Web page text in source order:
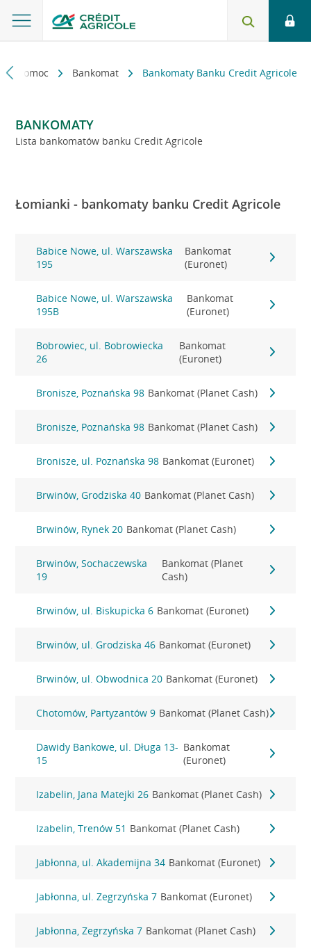
i pomoc Bankomat Bankomaty Banku Credit Agricole
BANKOMATY
Lista bankomatów banku Credit Agricole
Łomianki - bankomaty banku Credit Agricole
Babice Nowe, ul. Warszawska
195
Bankomat
(Euronet)
Babice Nowe, ul. Warszawska
195B
Bankomat
(Euronet)
Bobrowiec, ul. Bobrowiecka
26
Bankomat
(Euronet)
Bronisze, Poznańska 98 Bankomat (Planet Cash)
Bronisze, Poznańska 98 Bankomat (Planet Cash)
Bronisze, ul. Poznańska 98 Bankomat (Euronet)
Brwinów, Grodziska 40 Bankomat (Planet Cash)
Brwinów, Rynek 20 Bankomat (Planet Cash)
Brwinów, Sochaczewska
19
Bankomat (Planet
Cash)
Brwinów, ul. Biskupicka 6 Bankomat (Euronet)
Brwinów, ul. Grodziska 46 Bankomat (Euronet)
Brwinów, ul. Obwodnica 20 Bankomat (Euronet)
Chotomów, Partyzantów 9 Bankomat (Planet Cash)
Dawidy Bankowe, ul. Długa 13-
15
Bankomat
(Euronet)
Izabelin, Jana Matejki 26 Bankomat (Planet Cash)
Izabelin, Trenów 51 Bankomat (Planet Cash)
Jabłonna, ul. Akademijna 34 Bankomat (Euronet)
Jabłonna, ul. Zegrzyńska 7 Bankomat (Euronet)
Jabłonna, Zegrzyńska 7 Bankomat (Planet Cash)